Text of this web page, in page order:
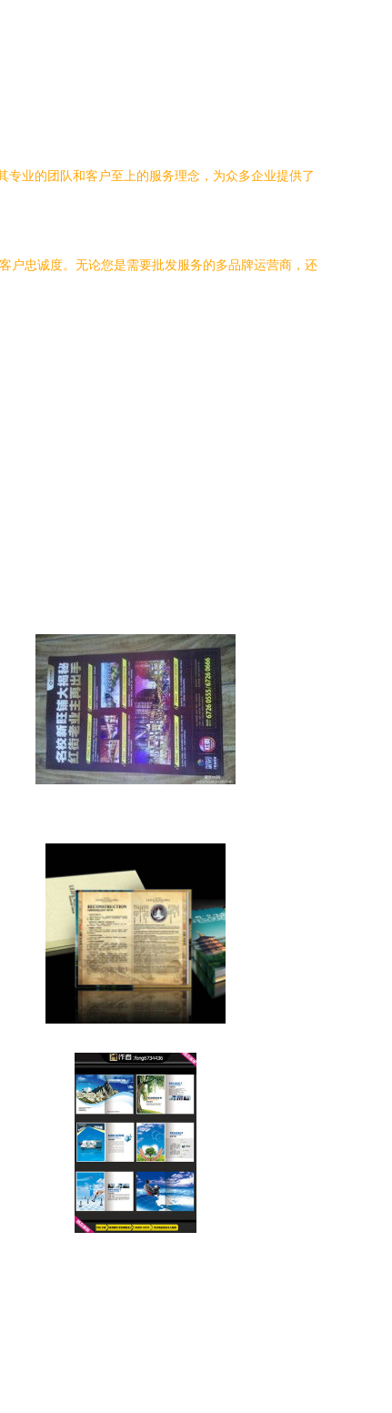
业的团队和客户至上的服务理念，为众多企业提供了
户忠诚度。无论您是需要批发服务的多品牌运营商，还